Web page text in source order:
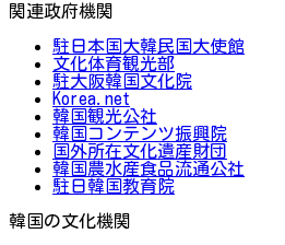
関連政府機関
駐日本国大韓民国大使館
文化体育観光部
駐大阪韓国文化院
Korea.net
韓国観光公社
韓国コンテンツ振興院
国外所在文化遺産財団
韓国農水産食品流通公社
駐日韓国教育院
韓国の文化機関